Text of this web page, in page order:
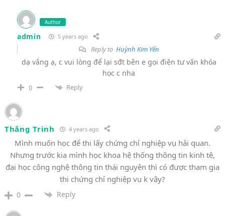
Author
admin 5 years ago
Reply to Huỳnh Kim Yến
dạ vâng ạ, c vui lòng để lại sđt bên e gọi điện tư vấn khóa
học c nha
0 Reply
Thắng Trinh 4 years ago
Mình muốn học để thi lấy chứng chỉ nghiệp vụ hải quan.
Nhưng trước kia mình học khoa hệ thống thông tin kinh tê,
đại học công nghệ thông tin thái nguyên thì có được tham gia
thi chứng chỉ nghiệp vụ k vậy?
0 Reply